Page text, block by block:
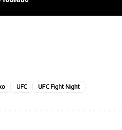
UFC UFC Fight Night